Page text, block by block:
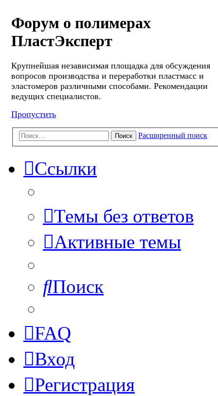
Форум о полимерах
ПластЭксперт
Крупнейшая независимая площадка для обсуждения
вопросов производства и переработки пластмасс и
эластомеров различными способами. Рекомендации
ведущих специалистов.
Пропустить
Поиск Расширенный поиск
Ссылки
Темы без ответов
Активные темы
Поиск
FAQ
Вход
Регистрация